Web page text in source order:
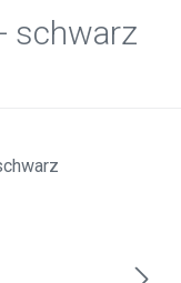
schwarz